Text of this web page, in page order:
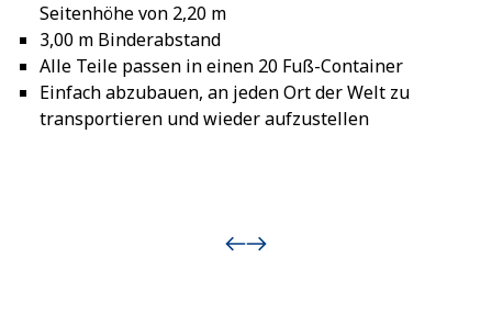
Seitenhöhe von 2,20 m
3,00 m Binderabstand
Alle Teile passen in einen 20 Fuß-Container
Einfach abzubauen, an jeden Ort der Welt zu
transportieren und wieder aufzustellen